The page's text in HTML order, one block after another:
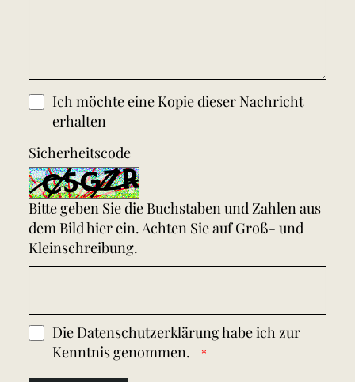
Ich möchte eine Kopie dieser Nachricht
erhalten
Sicherheitscode
Bitte geben Sie die Buchstaben und Zahlen aus
dem Bild hier ein. Achten Sie auf Groß- und
Kleinschreibung.
Die Datenschutzerklärunghabe ich zur
Kenntnis genommen.